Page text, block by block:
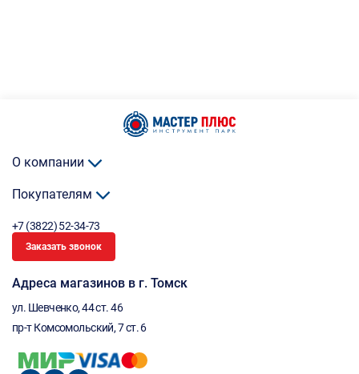
О компании
Покупателям
+7 (3822) 52-34-73
Заказать звонок
Адреса магазинов в г. Томск
ул. Шевченко, 44 ст. 46
пр-т Комсомольский, 7 ст. 6